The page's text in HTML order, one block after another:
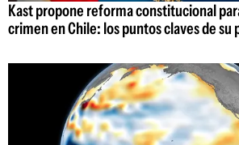
Kast propone reforma constitucional
crimen en Chile: los puntos claves de su